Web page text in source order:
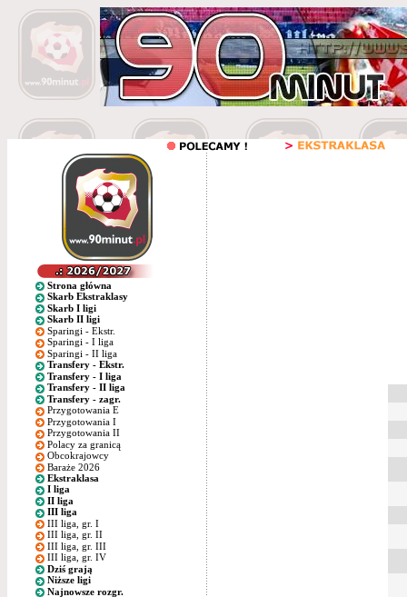
Strona główna
Skarb Ekstraklasy
Skarb I ligi
Skarb II ligi
Sparingi - Ekstr.
Sparingi - I liga
Sparingi - II liga
Transfery - Ekstr.
Transfery - I liga
Transfery - II liga
Transfery - zagr.
Przygotowania E
Przygotowania I
Przygotowania II
Polacy za granicą
Obcokrajowcy
Baraże 2026
Ekstraklasa
I liga
II liga
III liga
III liga, gr. I
III liga, gr. II
III liga, gr. III
III liga, gr. IV
Dziś grają
Niższe ligi
Najnowsze rozgr.